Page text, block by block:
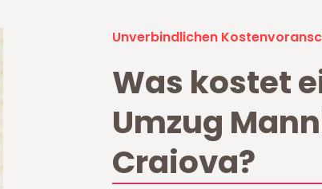
Unverbindlichen
Was kostet
Umzug
Craiova?